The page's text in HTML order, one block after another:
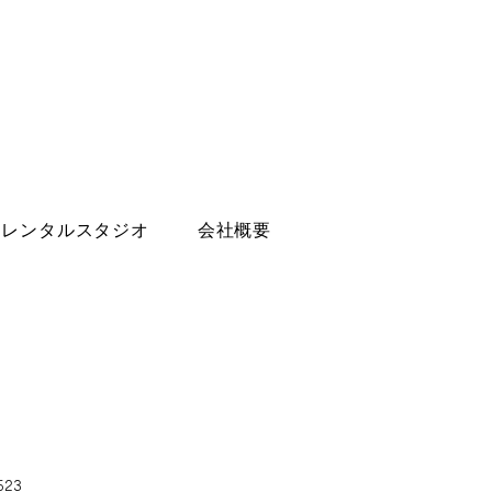
レンタルスタジオ 会社概要